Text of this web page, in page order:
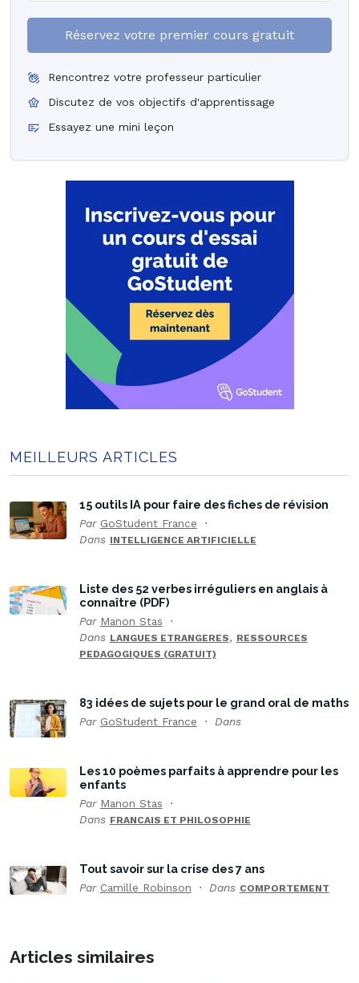
Réservez votre premier cours gratuit
Rencontrez votre professeur particulier
Discutez de vos objectifs d'apprentissage
Essayez une mini leçon
MEILLEURS ARTICLES
15 outils IA pour faire des fiches de révision
Par GoStudent France
Dans INTELLIGENCE ARTIFICIELLE
Liste des 52 verbes irréguliers en anglais à
connaître (PDF)
Par Manon Stas
Dans LANGUES ETRANGERES, RESSOURCES
PEDAGOGIQUES (GRATUIT)
83 idées de sujets pour le grand oral de maths
Par GoStudent France Dans
Les 10 poèmes parfaits à apprendre pour les
enfants
Par Manon Stas
Dans FRANCAIS ET PHILOSOPHIE
Tout savoir sur la crise des 7 ans
Par Camille Robinson Dans COMPORTEMENT
Articles similaires